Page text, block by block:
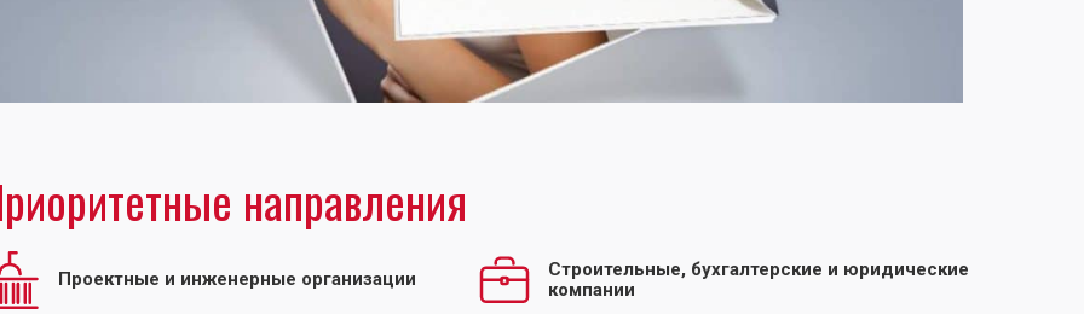
направления
Проектные и инженерные организации
Строительные, бухгалтерские и юридические
компании